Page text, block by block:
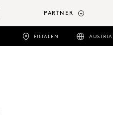
PARTNER
FILIALEN AUSTRIA